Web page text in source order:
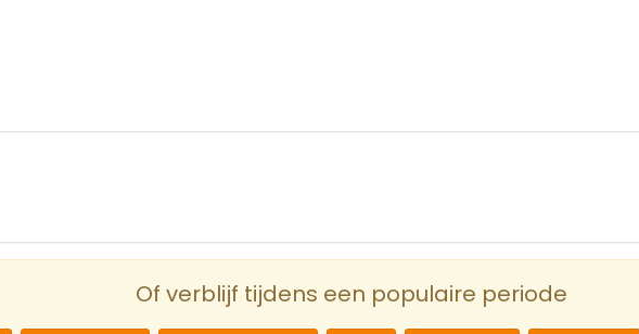
Of verblijf tijdens een populaire periode